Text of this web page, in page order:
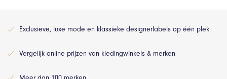
Exclusieve, luxe mode en klassieke designerlabels op één plek
Vergelijk online prijzen van kledingwinkels & merken